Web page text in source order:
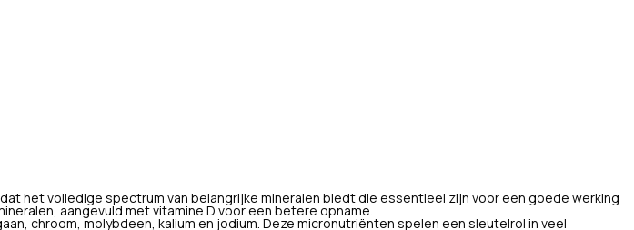
het volledige spectrum van belangrijke mineralen biedt die essentieel zijn voor een goede werking
aangevuld met vitamine D voor een betere opname.
chroom, molybdeen, kalium en jodium. Deze micronutriënten spelen een sleutelrol in veel